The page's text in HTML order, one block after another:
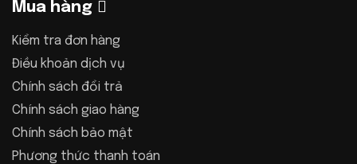
Mua hàng
Kiểm tra đơn hàng
Điều khoản dịch vụ
Chính sách đổi trả
Chính sách giao hàng
Chính sách bảo mật
Phương thức thanh toán